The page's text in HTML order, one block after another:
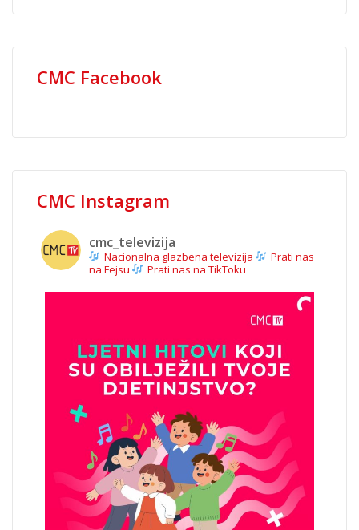
CMC Facebook
CMC Instagram
cmc_televizija
Nacionalna glazbena televizija
Prati nas
na Fejsu
Prati nas na TikToku